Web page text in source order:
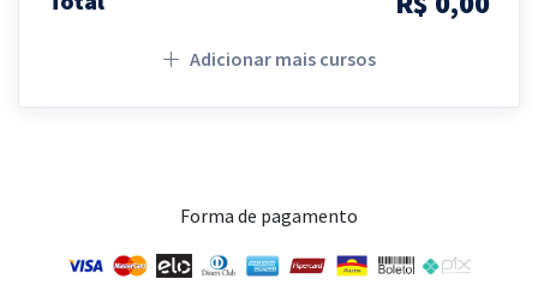
Adicionar mais cursos
Forma de pagamento